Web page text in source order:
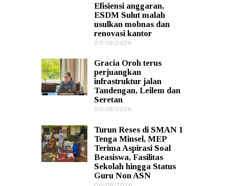
0
8
/
2
Efisiensi anggaran,
ESDM Sulut malah
usulkan mobnas dan
renovasi kantor
07/08/2026
0
8
/
2
Gracia Oroh terus
perjuangkan
infrastruktur jalan
Tandengan, Leilem dan
Seretan
07/08/2026
0
8
/
2
0
2
Turun Reses di SMAN 1
Tenga Minsel, MEP
Terima Aspirasi Soal
Beasiswa, Fasilitas
Sekolah hingga Status
Guru Non ASN